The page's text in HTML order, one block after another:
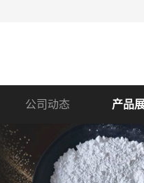
公司动态 产品